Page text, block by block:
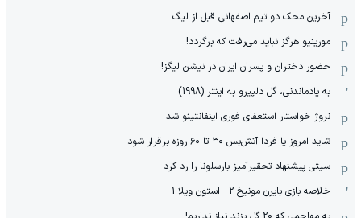
آخرین محک دو تیم اصفهانی قبل از لیگ
مورینیو هرگز نباید می‌رفت که برگردد!
حضور دختران و پسران ایران در نیشن لیگز!
به یادماندنی، گل دلپیرو به اینتر (1998)
نروژ خواستار استعفای فوری اینفانتینو شد
شاید امروز یا فردا آتش‌بس ۳۰ تا ۶۰ روزه برقرار شود
سیتی پیشنهاد تحقیرآمیز بارسلونا را رد کرد
خلاصه بازی بایرن مونیخ 2 - استون ویلا 1